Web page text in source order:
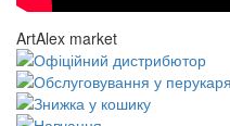
ArtAlex market